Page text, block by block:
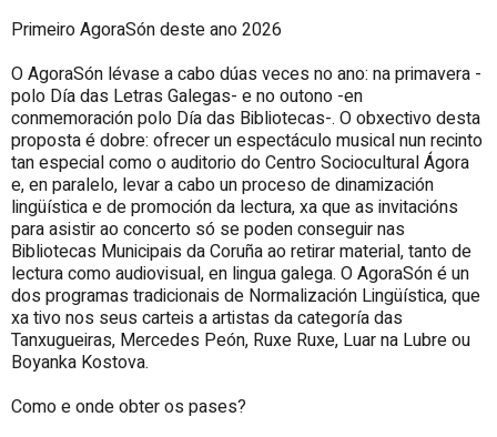
Primeiro AgoraSón deste ano 2026
O AgoraSón lévase a cabo dúas veces no ano: na primavera -
polo Día das Letras Galegas- e no outono -en
conmemoración polo Día das Bibliotecas-. O obxectivo desta
proposta é dobre: ofrecer un espectáculo musical nun recinto
tan especial como o auditorio do Centro Sociocultural Ágora
e, en paralelo, levar a cabo un proceso de dinamización
lingüística e de promoción da lectura, xa que as invitacións
para asistir ao concerto só se poden conseguir nas
Bibliotecas Municipais da Coruña ao retirar material, tanto de
lectura como audiovisual, en lingua galega. O AgoraSón é un
dos programas tradicionais de Normalización Lingüística, que
xa tivo nos seus carteis a artistas da categoría das
Tanxugueiras, Mercedes Peón, Ruxe Ruxe, Luar na Lubre ou
Boyanka Kostova.
Como e onde obter os pases?